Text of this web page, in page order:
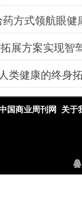
方式领航眼健
展方案实现智
类健康的终身
国商业周刊网 关于